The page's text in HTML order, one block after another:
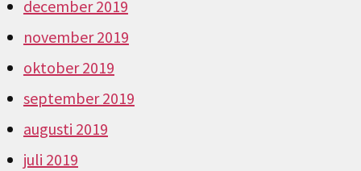
december 2019
november 2019
oktober 2019
september 2019
augusti 2019
juli 2019